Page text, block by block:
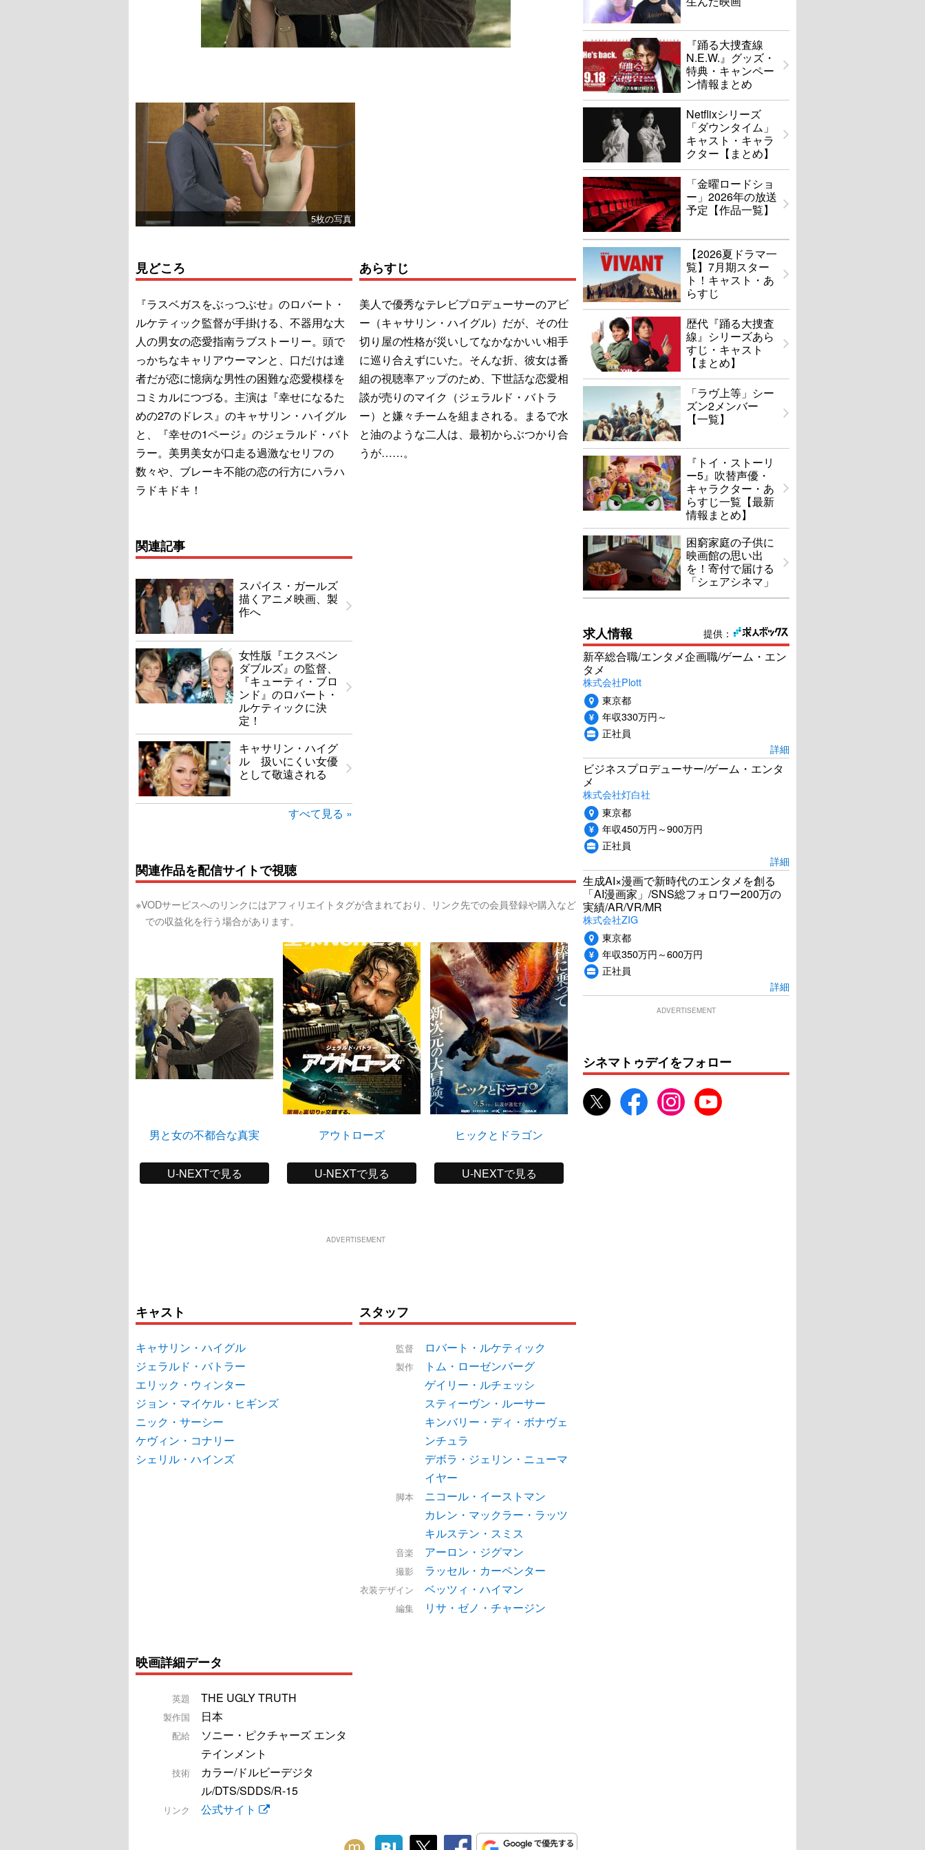
5枚の写真
見どころ
『ラスベガスをぶっつぶせ』のロバート・
ルケティック監督が手掛ける、不器用な大
人の男女の恋愛指南ラブストーリー。頭で
っかちなキャリアウーマンと、口だけは達
者だが恋に憶病な男性の困難な恋愛模様を
コミカルにつづる。主演は『幸せになるた
めの27のドレス』のキャサリン・ハイグル
と、『幸せの1ページ』のジェラルド・バト
ラー。美男美女が口走る過激なセリフの
数々や、ブレーキ不能の恋の行方にハラハ
ラドキドキ！
あらすじ
美人で優秀なテレビプロデューサーのアビ
ー（キャサリン・ハイグル）だが、その仕
切り屋の性格が災いしてなかなかいい相手
に巡り合えずにいた。そんな折、彼女は番
組の視聴率アップのため、下世話な恋愛相
談が売りのマイク（ジェラルド・バトラ
ー）と嫌々チームを組まされる。まるで水
と油のような二人は、最初からぶつかり合
うが……。
関連記事
スパイス・ガールズ
描くアニメ映画、製
作へ
女性版『エクスベン
ダブルズ』の監督、
『キューティ・ブロ
ンド』のロバート・
ルケティックに決
定！
キャサリン・ハイグ
ル 扱いにくい女優
として敬遠される
すべて見る »
関連作品を配信サイトで視聴
※VODサービスへのリンクにはアフィリエイトタグが含まれており、リンク先での会員登録や購入など
での収益化を行う場合があります。
男と女の不都合な真実
U-NEXTで見る
アウトローズ
U-NEXTで見る
ヒックとドラゴン
U-NEXTで見る
ADVERTISEMENT
キャスト
キャサリン・ハイグル
ジェラルド・バトラー
エリック・ウィンター
ジョン・マイケル・ヒギンズ
ニック・サーシー
ケヴィン・コナリー
シェリル・ハインズ
スタッフ
監督 ロバート・ルケティック
製作
トム・ローゼンバーグ
ゲイリー・ルチェッシ
スティーヴン・ルーサー
キンバリー・ディ・ボナヴェ
ンチュラ
デボラ・ジェリン・ニューマ
イヤー
脚本
ニコール・イーストマン
カレン・マックラー・ラッツ
キルステン・スミス
音楽 アーロン・ジグマン
撮影 ラッセル・カーペンター
衣装デザイン ベッツィ・ハイマン
編集 リサ・ゼノ・チャージン
映画詳細データ
英題 THE UGLY TRUTH
製作国 日本
配給
ソニー・ピクチャーズ エンタ
テインメント
技術
カラー/ドルビーデジタ
ル/DTS/SDDS/R-15
リンク 公式サイト
『踊る大捜査線
N.E.W.』グッズ・
特典・キャンペー
ン情報まとめ
Netflixシリーズ
「ダウンタイム」
キャスト・キャラ
クター【まとめ】
「金曜ロードショ
ー」2026年の放送
予定【作品一覧】
【2026夏ドラマ一
覧】7月期スター
ト！キャスト・あ
らすじ
歴代『踊る大捜査
線』シリーズあら
すじ・キャスト
【まとめ】
「ラヴ上等」シー
ズン2メンバー
【一覧】
『トイ・ストーリ
ー5』吹替声優・
キャラクター・あ
らすじ一覧【最新
情報まとめ】
困窮家庭の子供に
映画館の思い出
を！寄付で届ける
「シェアシネマ」
提供：
求人情報
新卒総合職/エンタメ企画職/ゲーム・エン
タメ
株式会社Plott
東京都
年収330万円～
正社員
詳細
ビジネスプロデューサー/ゲーム・エンタ
メ
株式会社灯白社
東京都
年収450万円～900万円
正社員
詳細
生成AI×漫画で新時代のエンタメを創る
「AI漫画家」/SNS総フォロワー200万の
実績/AR/VR/MR
株式会社ZIG
東京都
年収350万円～600万円
正社員
詳細
ADVERTISEMENT
シネマトゥデイをフォロー